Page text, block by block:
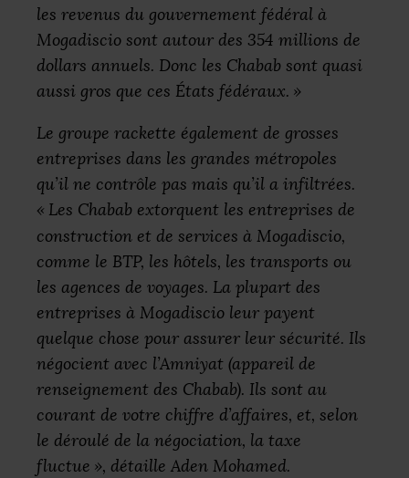
les revenus du gouvernement fédéral à
Mogadiscio sont autour des 354 millions de
dollars annuels. Donc les Chabab sont quasi
aussi gros que ces États fédéraux. »
Le groupe rackette également de grosses
entreprises dans les grandes métropoles
qu’il ne contrôle pas mais qu’il a infiltrées.
« Les Chabab extorquent les entreprises de
construction et de services à Mogadiscio,
comme le BTP, les hôtels, les transports ou
les agences de voyages. La plupart des
entreprises à Mogadiscio leur payent
quelque chose pour assurer leur sécurité. Ils
négocient avec l’Amniyat (appareil de
renseignement des Chabab). Ils sont au
courant de votre chiffre d’affaires, et, selon
le déroulé de la négociation, la taxe
fluctue », détaille Aden Mohamed.